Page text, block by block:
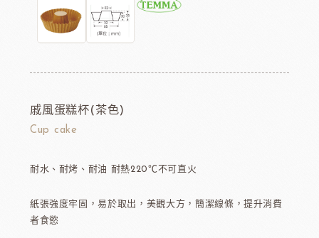
戚風蛋糕杯(茶色)
Cup cake
耐水、耐烤、耐油 耐熱220℃不可直火
紙張強度牢固，易於取出，美觀大方，簡潔線條，提升消費
者食慾